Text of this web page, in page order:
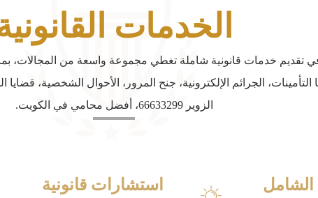
الخدمات
تقديم خدمات قانونية شاملة تغطي مجموعة واسعة من المجالات،
التأمينات، الجرائم الإلكترونية، جنح المرور، الأحوال الشخصية، قضايا
الزوير 66633299 ، أفضل محامي في الكويت.
استشارات قانونية الشامل